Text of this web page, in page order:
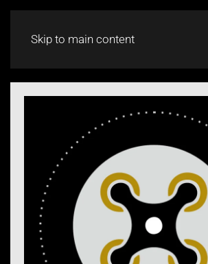
Skip to main content